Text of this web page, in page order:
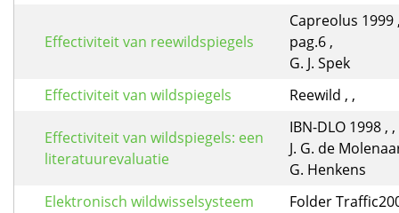
Effectiviteit van reewildspiegels
Capreolus 1999
pag.6 ,
G. J. Spek
Effectiviteit van wildspiegels
Reewild , ,
Effectiviteit van wildspiegels: een
literatuurevaluatie
IBN-DLO 1998 , ,
J. G. de
G. Henkens
Elektronisch wildwisselsysteem
Folder